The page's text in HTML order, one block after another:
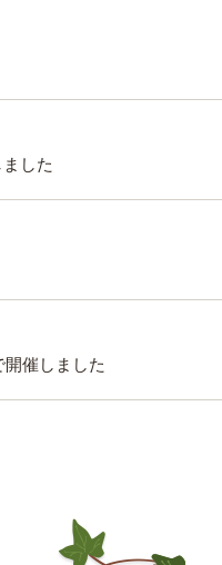
した
催しました